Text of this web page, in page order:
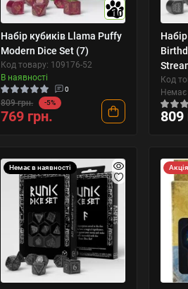
10
Набір кубиків Llama Puffy
Modern Dice Set (7)
Код товару: 109176-52
В наявності
0
809 грн. -5%
769 грн.
Код
Немає
809
Немає в наявності Акція